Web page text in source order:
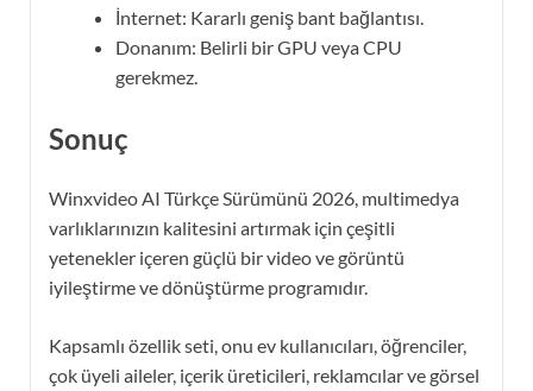
İnternet: Kararlı geniş bant bağlantısı.
Donanım: Belirli bir GPU veya CPU
gerekmez.
Sonuç
Winxvideo AI Türkçe Sürümünü 2026, multimedya
varlıklarınızın kalitesini artırmak için çeşitli
yetenekler içeren güçlü bir video ve görüntü
iyileştirme ve dönüştürme programıdır.
Kapsamlı özellik seti, onu ev kullanıcıları, öğrenciler,
çok üyeli aileler, içerik üreticileri, reklamcılar ve görsel